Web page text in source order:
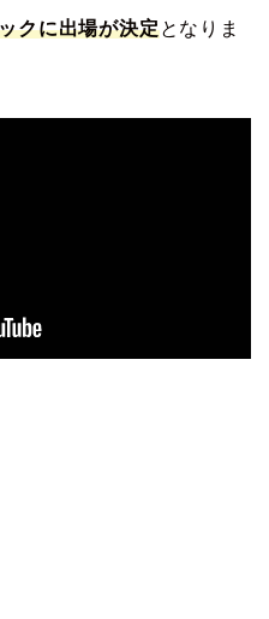
クに出場が決定となりま